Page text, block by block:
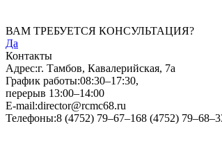
ВАМ ТРЕБУЕТСЯ КОНСУЛЬТАЦИЯ?
Да
Контакты
Адрес:г. Тамбов, Кавалерийская, 7а
График работы:08:30–17:30,
перерыв 13:00–14:00
E-mail:director@rcmc68.ru
Телефоны:8 (4752) 79–67–168 (4752)